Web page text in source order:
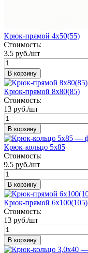
Крюк-прямой 4х50(55)
Стоимость:
3.5 руб./шт
В корзину
Крюк-прямой 8х80(85)
Стоимость:
13 руб./шт
В корзину
Крюк-кольцо 5х85
Стоимость:
9.5 руб./шт
В корзину
Крюк-прямой 6х100(105)
Стоимость:
13 руб./шт
В корзину